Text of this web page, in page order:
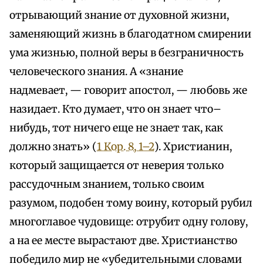
отрывающий знание от духовной жизни,
заменяющий жизнь в благодатном смирении
ума жизнью, полной веры в безграничность
человеческого знания. А «знание
надмевает, — говорит апостол, — любовь же
назидает. Кто думает, что он знает что–
нибудь, тот ничего еще не знает так, как
должно знать» (1 Кор. 8, 1–2). Христианин,
который защищается от неверия только
рассудочным знанием, только своим
разумом, подобен тому воину, который рубил
многоглавое чудовище: отрубит одну голову,
а на ее месте вырастают две. Христианство
победило мир не «убедительными словами